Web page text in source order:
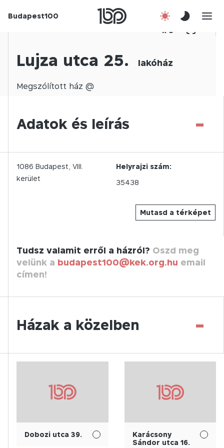
Budapest100
1/ 0
Lujza utca 25. lakóház
Megszólított ház @
Adatok és leírás -
Mutasd a térképet
1086 Budapest, VIII.
kerület
Helyrajzi szám:
35438
Tudsz valamit erről a házról? Oszd meg
velünk a budapest100@kek.org.hu email
címen!
Házak a közelben -
Dobozi utca 39.
Karácsony
Sándor utca 16.